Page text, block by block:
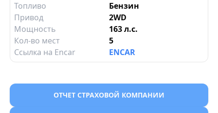
Топливо
Бензин
Привод
2WD
Мощность
163 л.с.
Кол-во мест
5
Ссылка на Encar
ENCAR
ОТЧЕТ СТРАХОВОЙ КОМПАНИИ